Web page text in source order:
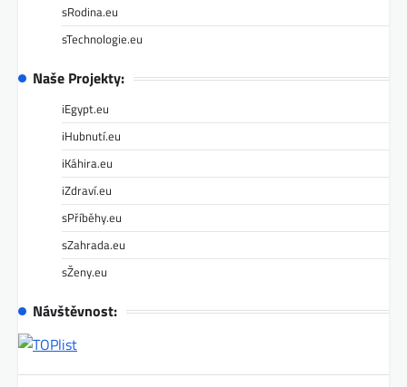
sRodina.eu
sTechnologie.eu
Naše Projekty:
iEgypt.eu
iHubnutí.eu
iKáhira.eu
iZdraví.eu
sPříběhy.eu
sZahrada.eu
sŽeny.eu
Návštěvnost: